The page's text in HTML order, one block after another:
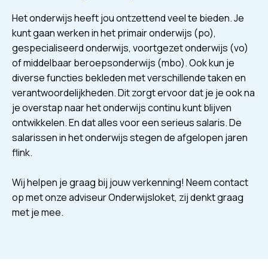
Het onderwijs heeft jou ontzettend veel te bieden. Je
kunt gaan werken in het primair onderwijs (po),
gespecialiseerd onderwijs, voortgezet onderwijs (vo)
of middelbaar beroepsonderwijs (mbo). Ook kun je
diverse functies bekleden met verschillende taken en
verantwoordelijkheden. Dit zorgt ervoor dat je je ook na
je overstap naar het onderwijs continu kunt blijven
ontwikkelen. En dat alles voor een serieus salaris. De
salarissen in het onderwijs stegen de afgelopen jaren
flink.
Wij helpen je graag bij jouw verkenning! Neem contact
op met onze adviseur Onderwijsloket, zij denkt graag
met je mee.